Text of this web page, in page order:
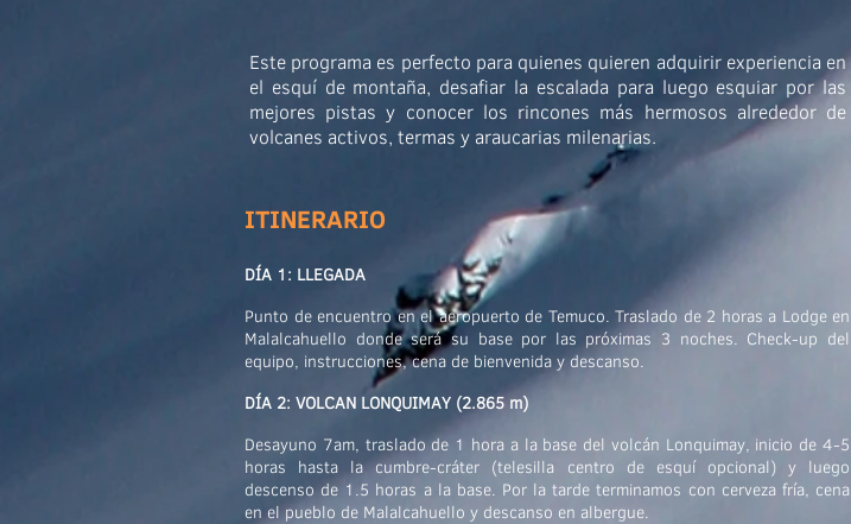
Este programa es perfecto para quienes quieren adquirir experiencia en
el esquí de montaña, desafiar la escalada para luego esquiar por las
mejores pistas y conocer los rincones más hermosos alrededor de
volcanes activos, termas y araucarias milenarias.
ITINERARIO
DÍA 1: LLEGADA
Punto de encuentro en el aeropuerto de Temuco. Traslado de 2 horas a Lodge en
Malalcahuello donde será su base por las próximas 3 noches. Check-up del
equipo, instrucciones, cena de bienvenida y descanso.
DÍA 2: VOLCAN LONQUIMAY (2.865 m)
Desayuno 7am, traslado de 1 hora a la base del volcán Lonquimay, inicio de 4-5
horas hasta la cumbre-cráter (telesilla centro de esquí opcional) y luego
descenso de 1.5 horas a la base. Por la tarde terminamos con cerveza fría, cena
en el pueblo de Malalcahuello y descanso en albergue.